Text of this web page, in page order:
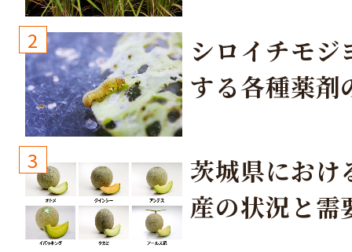
2
シロイチモジ
する各種薬剤
3
茨城県におけ
産の状況と需